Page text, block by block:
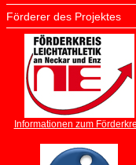
Förderer des Projektes
Informationen zum